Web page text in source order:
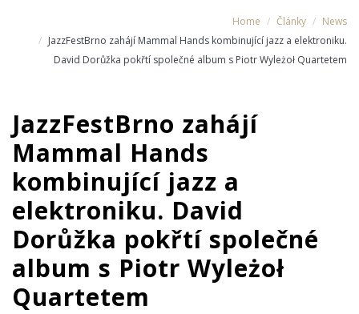
Home Články
News
JazzFestBrno zahájí Mammal Hands kombinující jazz a elektroniku.
David Dorůžka pokřtí společné album s Piotr Wyleżoł Quartetem
JazzFestBrno zahájí
Mammal Hands
kombinující jazz a
elektroniku. David
Dorůžka pokřtí společné
album s Piotr Wyleżoł
Quartetem